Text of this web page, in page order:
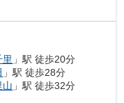
里 」駅 徒歩20分
」駅 徒歩28分
山 」駅 徒歩32分